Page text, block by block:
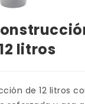
litros
de 12 litros